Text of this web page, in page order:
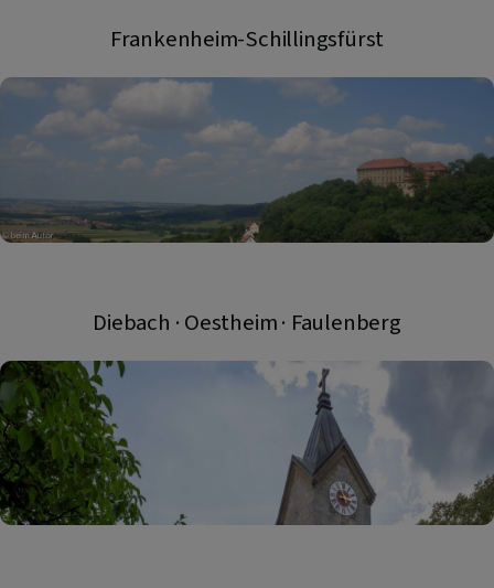
Frankenheim-Schillingsfürst
Diebach · Oestheim · Faulenberg